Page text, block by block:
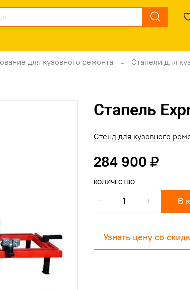
для кузовного ремонта
Стапели для
Стапель
284 900 ₽
КОЛИЧЕСТВО
В
Узнать цену со
Стенд для кузовного